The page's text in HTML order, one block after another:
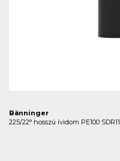
Bänninger
225/22° hosszú ívidom PE100 SDR11